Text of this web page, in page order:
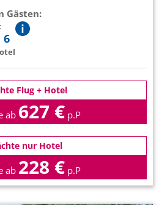
Gästen:
6
Flug + Hotel
ab 627 € p.P
nur Hotel
ab 228 € p.P